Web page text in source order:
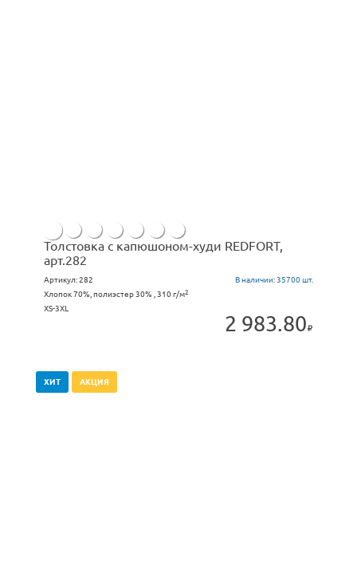
Толстовка с капюшоном-худи REDFORT,
арт.282
Артикул:282 В наличии:35700 шт.
Хлопок 70%, полиэстер 30% , 310 г/м2
XS-3XL
2 983.80
ХИТ АКЦИЯ